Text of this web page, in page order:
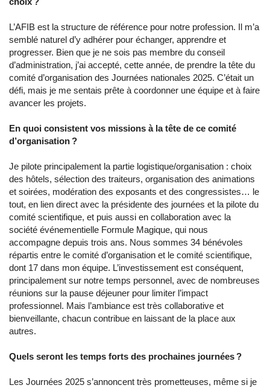
L’AFIB est la structure de référence pour notre profession. Il m’a
semblé naturel d’y adhérer pour échanger, apprendre et
progresser. Bien que je ne sois pas membre du conseil
d’administration, j’ai accepté, cette année, de prendre la tête du
comité d’organisation des Journées nationales 2025. C’était un
défi, mais je me sentais prête à coordonner une équipe et à faire
avancer les projets.
En quoi consistent vos missions à la tête de ce comité
d’organisation ?
Je pilote principalement la partie logistique/organisation : choix
des hôtels, sélection des traiteurs, organisation des animations
et soirées, modération des exposants et des congressistes… le
tout, en lien direct avec la présidente des journées et la pilote du
comité scientifique, et puis aussi en collaboration avec la
société événementielle Formule Magique, qui nous
accompagne depuis trois ans. Nous sommes 34 bénévoles
répartis entre le comité d’organisation et le comité scientifique,
dont 17 dans mon équipe. L’investissement est conséquent,
principalement sur notre temps personnel, avec de nombreuses
réunions sur la pause déjeuner pour limiter l’impact
professionnel. Mais l’ambiance est très collaborative et
bienveillante, chacun contribue en laissant de la place aux
autres.
Quels seront les temps forts des prochaines journées ?
Les Journées 2025 s’annoncent très prometteuses, même si je